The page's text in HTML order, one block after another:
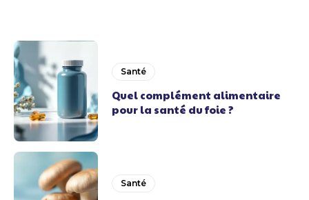
Santé
Quel complément alimentaire
pour la santé du foie ?
Santé